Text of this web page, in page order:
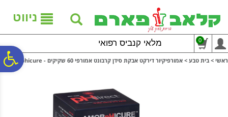
נגישות
אתר
המרכזי
ניווט
מלאי קנביס רפואי 0
ראשי > בית טבע > אמורפיקיור דירקט אבקת סידן קרבונט אמורפי 60 שקיקים - Amorphicure